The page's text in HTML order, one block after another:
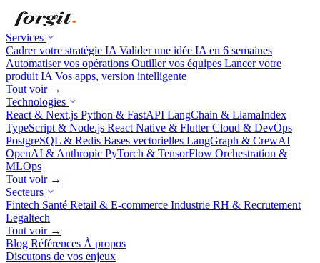
Services
Cadrer votre stratégie IA Valider une idée IA en 6 semaines
Automatiser vos opérations Outiller vos équipes Lancer votre
produit IA Vos apps, version intelligente
Tout voir →
Technologies
React & Next.js Python & FastAPI LangChain & LlamaIndex
TypeScript & Node.js React Native & FlutterCloud & DevOps
PostgreSQL & Redis Bases vectorielles LangGraph & CrewAI
OpenAI & Anthropic PyTorch & TensorFlow Orchestration &
MLOps
Tout voir →
Secteurs
Fintech Santé Retail & E-commerce Industrie RH & Recrutement
Legaltech
Tout voir →
Blog Références À propos
Discutons de vos enjeux